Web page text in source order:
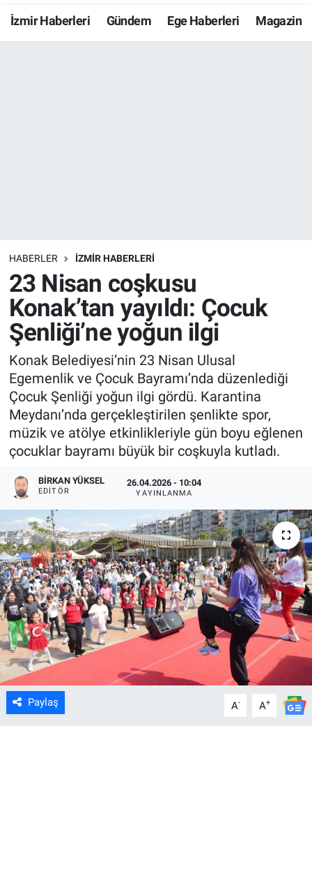
İzmir Haberleri Gündem Ege Haberleri Magazin
HABERLER İZMİR HABERLERİ
23 Nisan coşkusu
Konak’tan yayıldı: Çocuk
Şenliği’ne yoğun ilgi
Konak Belediyesi’nin 23 Nisan Ulusal
Egemenlik ve Çocuk Bayramı’nda düzenlediği
Çocuk Şenliği yoğun ilgi gördü. Karantina
Meydanı’nda gerçekleştirilen şenlikte spor,
müzik ve atölye etkinlikleriyle gün boyu eğlenen
çocuklar bayramı büyük bir coşkuyla kutladı.
BIRKAN YÜKSEL
EDITÖR
26.04.2026 - 10:04
YAYINLANMA
Paylaş A- A+
Resmi İlanlar